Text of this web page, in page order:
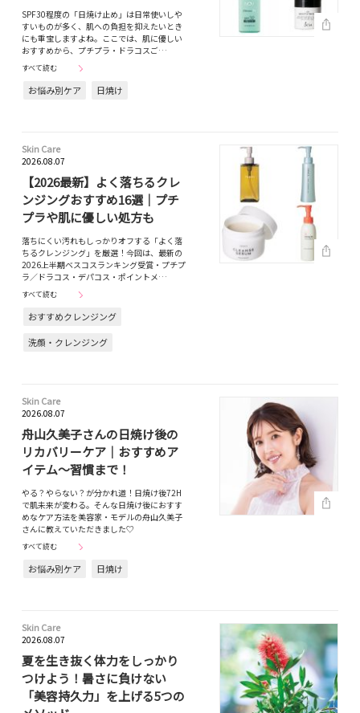
SPF30程度の「日焼け止め」は日常使いしや
すいものが多く、肌への負担を抑えたいとき
にも重宝しますよね。ここでは、肌に優しい
おすすめから、プチプラ・ドラコスご…
すべて読む
お悩み別ケア 日焼け
Skin Care
2026.08.07
【2026最新】よく落ちるクレ
ンジングおすすめ16選｜プチ
プラや肌に優しい処方も
落ちにくい汚れもしっかりオフする「よく落
ちるクレンジング」を厳選！今回は、最新の
2026上半期ベスコスランキング受賞・プチプ
ラ／ドラコス・デパコス・ポイントメ…
すべて読む
おすすめクレンジング
洗顔・クレンジング
Skin Care
2026.08.07
舟山久美子さんの日焼け後の
リカバリーケア｜おすすめア
イテム～習慣まで！
やる？やらない？が分かれ道！日焼け後72H
で肌未来が変わる。そんな日焼け後におすす
めなケア方法を美容家・モデルの舟山久美子
さんに教えていただきました♡
すべて読む
お悩み別ケア 日焼け
Skin Care
2026.08.07
夏を生き抜く体力をしっかり
つけよう！暑さに負けない
「美容持久力」を上げる5つの